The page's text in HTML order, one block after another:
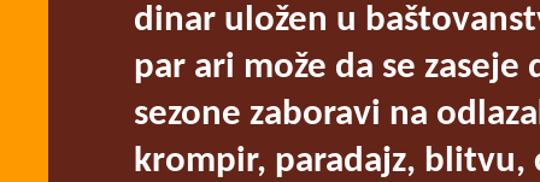
dinar uložen u
par ari može da se
sezone zaboravi na
krompir, paradajz,